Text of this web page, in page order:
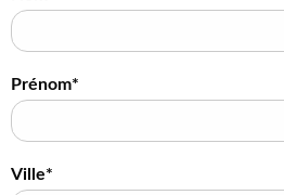
Prénom*
Ville*